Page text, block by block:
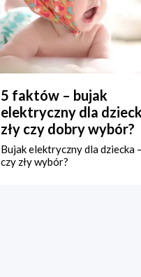
5 faktów – bujak
elektryczny dla
zły czy dobry wybór?
Bujak elektryczny dla dziecka
czy zły wybór?